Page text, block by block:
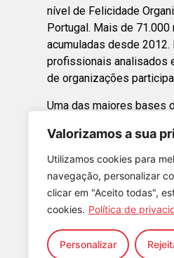
Valorizamos a sua
Utilizamos cookies para
navegação, personalizar
clicar em "Aceito todas",
cookies. Política de
Personalizar
nível de Felicidade
Portugal. Mais de
acumuladas desde
profissionais analisados
de organizações
Uma das maiores bases
Happy
Altino
Happy
Samuel